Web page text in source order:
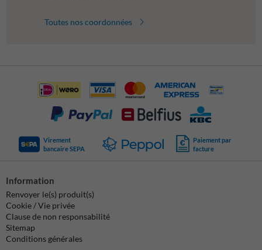
Toutes nos coordonnées
Virement
bancaire SEPA
Paiement par
facture
Information
Renvoyer le(s) produit(s)
Cookie / Vie privée
Clause de non responsabilité
Sitemap
Conditions générales